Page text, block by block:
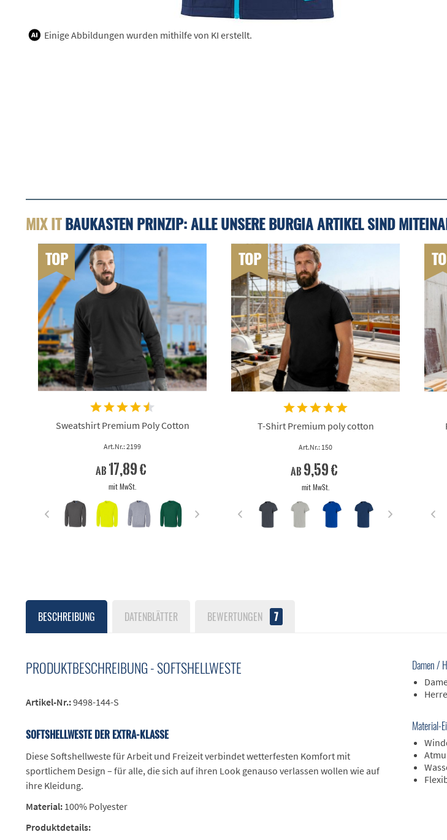
Einige Abbildungen wurden mithilfe von KI erstellt.
MIX ITBAUKASTEN PRINZIP: ALLE UNSERE BURGIA ARTIKEL SIND
TOP
Sweatshirt Premium Poly Cotton
Art.Nr.: 2199
ab 17,89 €
mit MwSt.
TOP
T-Shirt Premium poly cotton
Art.Nr.: 150
ab 9,59 €
mit MwSt.
BESCHREIBUNG DATENBLÄTTER BEWERTUNGEN 7
PRODUKTBESCHREIBUNG - SOFTSHELLWESTE
Artikel-Nr.:9498-144-S
SOFTSHELLWESTE DER EXTRA-KLASSE
Diese Softshellweste für Arbeit und Freizeit verbindet wetterfesten Komfort mit
sportlichem Design – für alle, die sich auf ihren Look genauso verlassen wollen wie auf
ihre Kleidung.
Material: 100% Polyester
Produktdetails:
Damen /
Material-